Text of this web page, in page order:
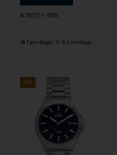
A76227-1S5I
Fjernlager 3-5 hverdage
19%